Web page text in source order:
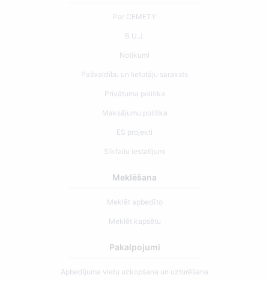
Par CEMETY
B.U.J.
Notikumi
Pašvaldību un lietotāju saraksts
Privātuma politika
Maksājumu politika
ES projekti
Sīkfailu iestatījumi
Meklēšana
Meklēt apbedīto
Meklēt kapsētu
Pakalpojumi
Apbedījuma vietu uzkopšana un uzturēšana